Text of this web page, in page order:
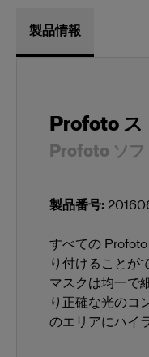
製品情報
Profoto ス
Profoto ソフ
製品番号:
すべての
り付けることが
マスクは均一で
り正確な光のコ
のエリアにハイ